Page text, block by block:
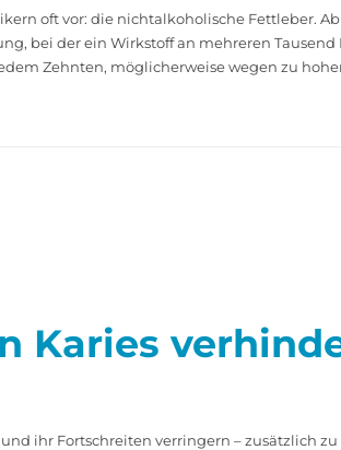
oft vor: die nichtalkoholische Fettleber.
bei der ein Wirkstoff an mehreren
Zehnten, möglicherweise wegen zu
Karies
ihr Fortschreiten verringern – zusätzlich